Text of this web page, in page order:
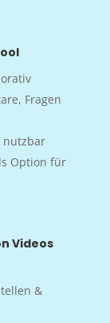
Fragen
nutzbar
Option für
Videos
&